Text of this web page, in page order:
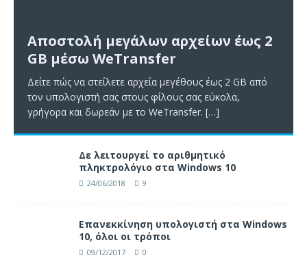
Αποστολή μεγάλων αρχείων έως 2
GB μέσω WeTransfer
Δείτε πώς να στείλετε αρχεία μεγέθους έως 2 GB από
τον υπολογιστή σας στους φίλους σας εύκολα,
γρήγορα και δωρεάν με το WeTransfer. […]
Δε λειτουργεί το αριθμητικό
πληκτρολόγιο στα Windows 10
24/06/2018 9
Επανεκκίνηση υπολογιστή στα Windows
10, όλοι οι τρόποι
09/12/2017 0